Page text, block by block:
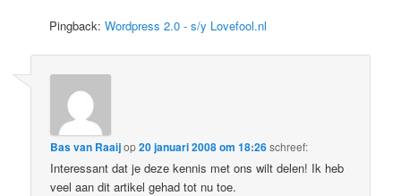
Pingback:Wordpress 2.0 - s/y Lovefool.nl
Bas van Raaijop20 januari 2008 om 18:26schreef:
Interessant dat je deze kennis met ons wilt delen! Ik heb
veel aan dit artikel gehad tot nu toe.